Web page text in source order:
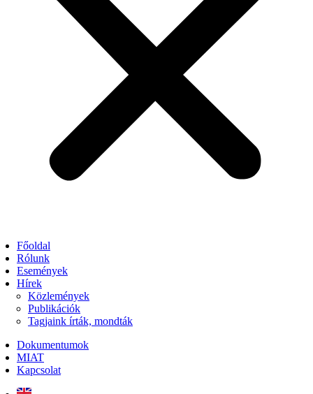
Főoldal
Rólunk
Események
Hírek
Közlemények
Publikációk
Tagjaink írták, mondták
Dokumentumok
MIAT
Kapcsolat